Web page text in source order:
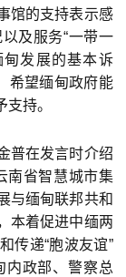
馆的支持表示感
及服务“一带一
发展的基本诉
希望缅甸政府能
持。
普在发言时介绍
南省智慧城市集
与缅甸联邦共和
本着促进中缅两
传递“胞波友谊”
内政部、警察总